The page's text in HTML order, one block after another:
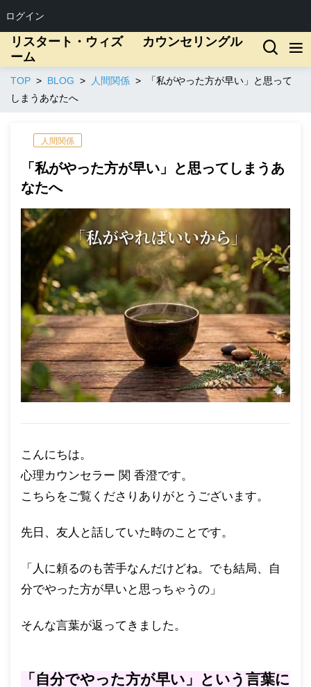
リスタート・ウィズ カウンセリングル
ーム
TOP BLOG 人間関係
「私がやった方が早い」と思って
しまうあなたへ
人間関係
「私がやった方が早い」と思ってしまうあ
なたへ
こんにちは。
心理カウンセラー 関 香澄です。
こちらをご覧くださりありがとうございます。
先日、友人と話していた時のことです。
「人に頼るのも苦手なんだけどね。でも結局、自
分でやった方が早いと思っちゃうの」
そんな言葉が返ってきました。
「自分でやった方が早い」という言葉に
ログイン